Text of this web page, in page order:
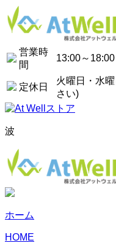
営業時
間
13:00～18:00
定休日
火曜日・水
さい)
波
ホーム
HOME